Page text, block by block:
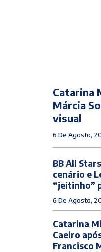
Catarina
Márcia
visual
6 De Agosto,
BB All
cenário e
“jeitinho”
6 De Agosto,
Catarina
Caeiro
Francisco